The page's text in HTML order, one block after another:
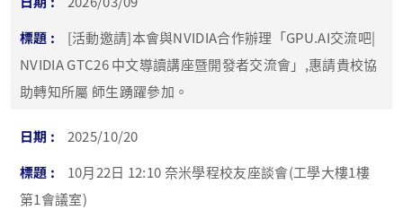
[活動邀請]本會與NVIDIA合作辦理「GPU.AI交流吧|
NVIDIA GTC26 中文導讀講座暨開發者交流會」,惠請貴校協
助轉知所屬 師生踴躍參加。
2025/10/20
10月22日 12:10 奈米學程校友座談會(工學大樓1樓
第1會議室)